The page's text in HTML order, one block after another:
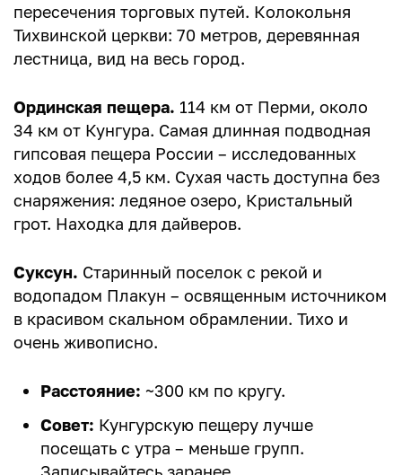
пересечения торговых путей. Колокольня
Тихвинской церкви: 70 метров, деревянная
лестница, вид на весь город.
Ординская пещера. 114 км от Перми, около
34 км от Кунгура. Самая длинная подводная
гипсовая пещера России – исследованных
ходов более 4,5 км. Сухая часть доступна без
снаряжения: ледяное озеро, Кристальный
грот. Находка для дайверов.
Суксун. Старинный поселок с рекой и
водопадом Плакун – освященным источником
в красивом скальном обрамлении. Тихо и
очень живописно.
Расстояние: ~300 км по кругу.
Совет: Кунгурскую пещеру лучше
посещать с утра – меньше групп.